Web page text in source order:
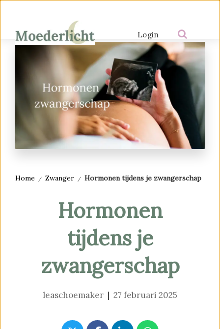
Login
Home Zwanger Hormonen tijdens je zwangerschap
Hormonen
tijdens je
zwangerschap
leaschoemaker | 27 februari 2025